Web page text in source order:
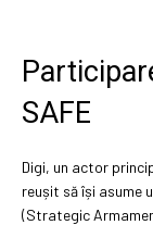
SAFE
Digi, un actor
reușit să își asume
(Strategic